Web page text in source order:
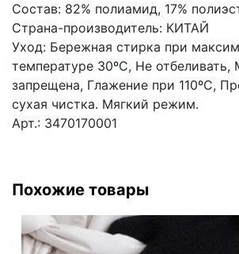
Состав: 82% полиамид, 17%
Страна-производитель: КИТАЙ
Уход: Бережная стирка при
температуре 30ºС, Не
запрещена, Глажение при 110ºС,
сухая чистка. Мягкий режим.
Арт.: 3470170001
Похожие товары